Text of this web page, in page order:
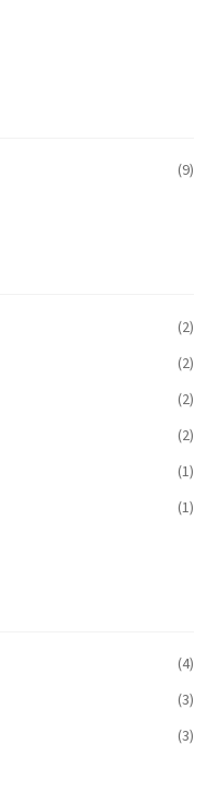
(9)
(2)
(2)
(2)
(2)
(1)
(1)
(4)
(3)
(3)